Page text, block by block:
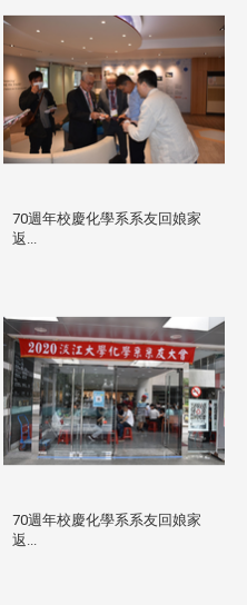
70週年校慶化學系系友回娘家
返...
70週年校慶化學系系友回娘家
返...